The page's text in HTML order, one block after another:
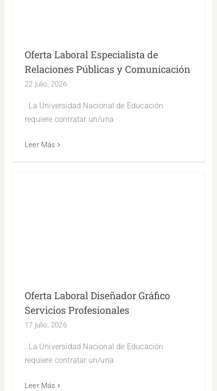
Oferta Laboral Especialista de
Relaciones Públicas y Comunicación
22 julio, 2026
. La Universidad Nacional de Educación
requiere contratar un/una
Leer Más
Oferta Laboral Diseñador Gráfico
Servicios Profesionales
17 julio, 2026
. La Universidad Nacional de Educación
requiere contratar un/una
Leer Más